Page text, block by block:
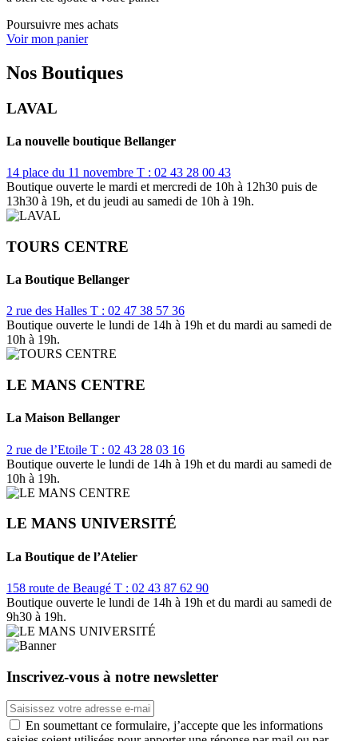
Poursuivre mes achats
Voir mon panier
Nos Boutiques
LAVAL
La nouvelle boutique Bellanger
14 place du 11 novembre T : 02 43 28 00 43
Boutique ouverte le mardi et mercredi de 10h à 12h30 puis de
13h30 à 19h, et du jeudi au samedi de 10h à 19h.
TOURS CENTRE
La Boutique Bellanger
2 rue des Halles T : 02 47 38 57 36
Boutique ouverte le lundi de 14h à 19h et du mardi au samedi de
10h à 19h.
LE MANS CENTRE
La Maison Bellanger
2 rue de l’Etoile T : 02 43 28 03 16
Boutique ouverte le lundi de 14h à 19h et du mardi au samedi de
10h à 19h.
LE MANS UNIVERSITÉ
La Boutique de l’Atelier
158 route de Beaugé T : 02 43 87 62 90
Boutique ouverte le lundi de 14h à 19h et du mardi au samedi de
9h30 à 19h.
Inscrivez-vous à notre newsletter
En soumettant ce formulaire, j’accepte que les informations